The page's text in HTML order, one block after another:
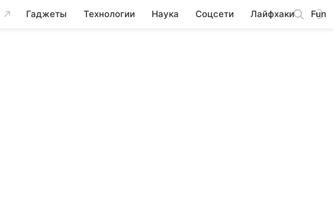
Гаджеты Технологии Наука Соцсети Лайфхаки Fun